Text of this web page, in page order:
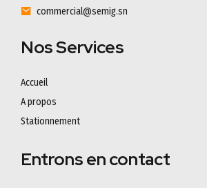
commercial@semig.sn
Nos Services
Accueil
A propos
Stationnement
Entrons en contact